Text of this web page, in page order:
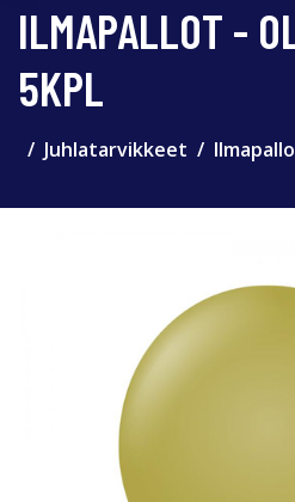
ILMAPALLOT -
5KPL
Juhlatarvikkeet